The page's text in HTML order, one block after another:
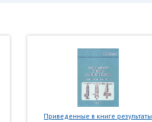
Приведенные в книге результаты